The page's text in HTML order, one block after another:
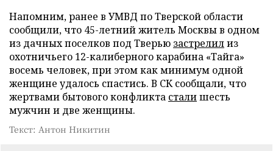
Напомним, ранее в УМВД по Тверской области
сообщили, что 45-летний житель Москвы в одном
из дачных поселков под Тверью застрелилиз
охотничьего 12-калиберного карабина «Тайга»
восемь человек, при этом как минимум одной
женщине удалось спастись. В СК сообщали, что
жертвами бытового конфликта сталишесть
мужчин и две женщины.
Текст: Антон Никитин